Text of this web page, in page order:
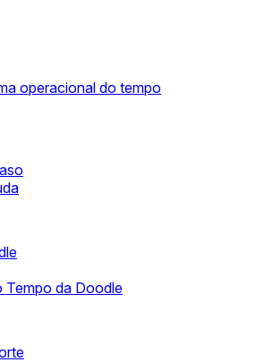
operacional do tempo
Tempo da Doodle